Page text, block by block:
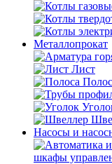
Металлопрокат
Лист
Насосы и
шкафы